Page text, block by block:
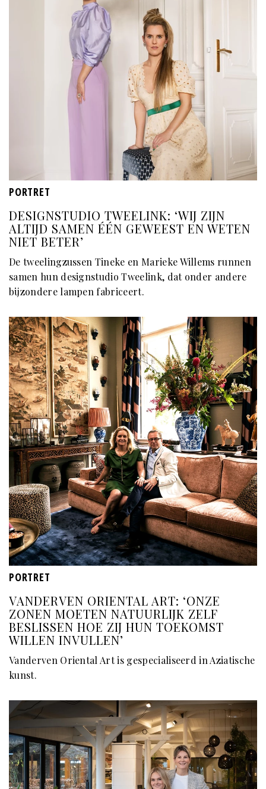
PORTRET
DESIGNSTUDIO TWEELINK: ‘WIJ ZIJN
ALTIJD SAMEN ÉÉN GEWEEST EN WETEN
NIET BETER’
De tweelingzussen Tineke en Marieke Willems runnen
samen hun designstudio Tweelink, dat onder andere
bijzondere lampen fabriceert.
PORTRET
VANDERVEN ORIENTAL ART: ‘ONZE
ZONEN MOETEN NATUURLIJK ZELF
BESLISSEN HOE ZIJ HUN TOEKOMST
WILLEN INVULLEN’
Vanderven Oriental Art is gespecialiseerd in Aziatische
kunst.